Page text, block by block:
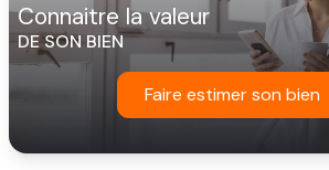
connaitre la valeur
DE SON BIEN
Faire estimer son bien